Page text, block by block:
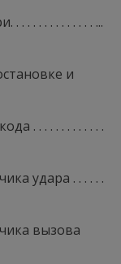
. . . . . . . . . . . . ...
и
. . . . . . . . . . . . .
удара . . . . . .
вызова